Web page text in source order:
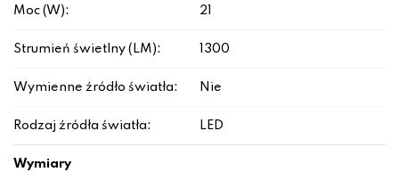
Moc (W): 21
Strumień świetlny (LM): 1300
Wymienne źródło światła: Nie
Rodzaj źródła światła: LED
Wymiary